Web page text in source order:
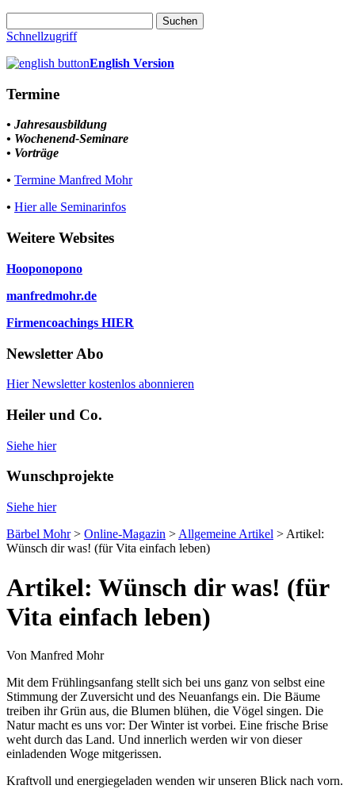
nach:
Schnellzugriff
English Version
Termine
• Jahresausbildung
• Wochenend-Seminare
• Vorträge
• Termine Manfred Mohr
• Hier alle Seminarinfos
Weitere Websites
Hooponopono
manfredmohr.de
Firmencoachings HIER
Newsletter Abo
Hier Newsletter kostenlos abonnieren
Heiler und Co.
Siehe hier
Wunschprojekte
Siehe hier
Bärbel Mohr> Online-Magazin > Allgemeine Artikel > Artikel:
Wünsch dir was! (für Vita einfach leben)
Artikel: Wünsch dir was! (für
Vita einfach leben)
Von Manfred Mohr
Mit dem Frühlingsanfang stellt sich bei uns ganz von selbst eine
Stimmung der Zuversicht und des Neuanfangs ein. Die Bäume
treiben ihr Grün aus, die Blumen blühen, die Vögel singen. Die
Natur macht es uns vor: Der Winter ist vorbei. Eine frische Brise
weht durch das Land. Und innerlich werden wir von dieser
einladenden Woge mitgerissen.
Kraftvoll und energiegeladen wenden wir unseren Blick nach vorn.